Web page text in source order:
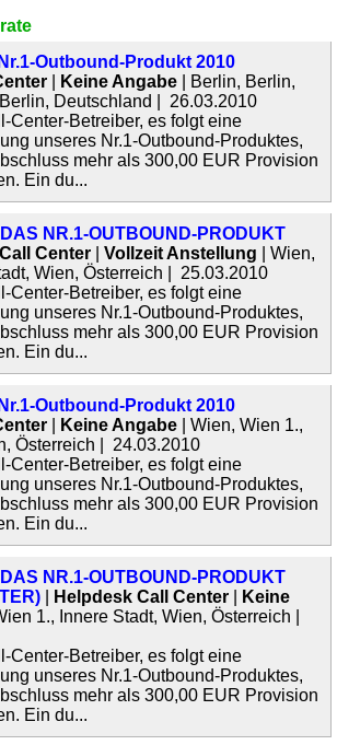
Outbound-Produkt 2010
Keine Angabe | Berlin, Berlin,
Deutschland | 26.03.2010
Center-Betreiber, es folgt eine
unseres Nr.1-Outbound-Produktes,
mehr als 300,00 EUR Provision
Ein du...
NR.1-OUTBOUND-PRODUKT
Center Vollzeit Anstellung | Wien,
Wien, Österreich | 25.03.2010
Center-Betreiber, es folgt eine
unseres Nr.1-Outbound-Produktes,
mehr als 300,00 EUR Provision
Ein du...
Outbound-Produkt 2010
Keine Angabe | Wien, Wien 1.,
Österreich | 24.03.2010
Center-Betreiber, es folgt eine
unseres Nr.1-Outbound-Produktes,
mehr als 300,00 EUR Provision
Ein du...
NR.1-OUTBOUND-PRODUKT
Helpdesk Call Center
Keine
1., Innere Stadt, Wien, Österreich |
Center-Betreiber, es folgt eine
unseres Nr.1-Outbound-Produktes,
mehr als 300,00 EUR Provision
Ein du...